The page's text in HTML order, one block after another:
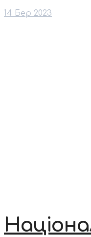
14 Бер 2023